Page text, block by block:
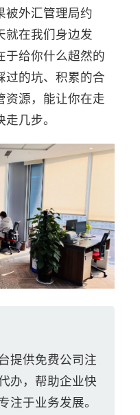
被外汇管理局约
就在我们身边发
于给你什么超然的
过的坑、积累的合
资源，能让你在走
几步。
提供免费公司注
办，帮助企业快
注于业务发展。